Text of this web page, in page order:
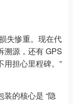
失惨重。现在代
溯源，还有 GPS
担心里程碑。”
的核心是 “隐